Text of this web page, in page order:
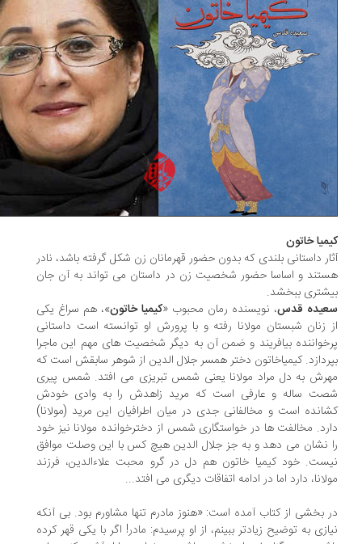
خاتون
داستانی بلندی که بدون حضور قهرمانان زن شکل گرفته باشد، نادر
و اساسا حضور شخصیت زن در داستان می تواند به آن جان
ببخشد.
قدس، نویسنده رمان محبوب «کیمیا خاتون»، هم سراغ یکی
زنان شبستان مولانا رفته و با پرورش او توانسته است داستانی
بیافریند و ضمن آن به دیگر شخصیت های مهم این ماجرا
کیمیاخاتون دختر همسر جلال الدین از شوهر سابقش است که
به دل مراد مولانا یعنی شمس تبریزی می افتد. شمس پیری
ساله و عارفی است که مرید زاهدش را به وادی خودش
است و مخالفانی جدی در میان اطرافیان این مرید (مولانا)
مخالفت ها در خواستگاری شمس از دخترخوانده مولانا نیز خود
نشان می دهد و به جز جلال الدین هیچ کس با این وصلت موافق
خود کیمیا خاتون هم دل در گرو محبت علاءالدین، فرزند
دارد اما در ادامه اتفاقات دیگری می افتد...
بخشی از کتاب آمده است: «هنوز مادرم تنها مشاورم بود. بی آنکه
به توضیح زیادتر ببینم، از او پرسیدم: مادر! اگر با یکی قهر کرده